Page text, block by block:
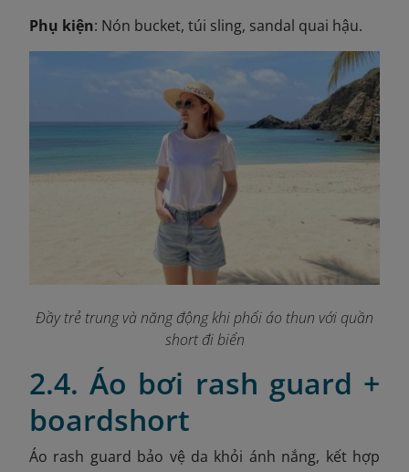
Phụ kiện: Nón bucket, túi sling, sandal quai hậu.
Đầy trẻ trung và năng động khi phối áo thun với quần
short đi biển
2.4. Áo bơi rash guard +
boardshort
Áo rash guard bảo vệ da khỏi ánh nắng, kết hợp